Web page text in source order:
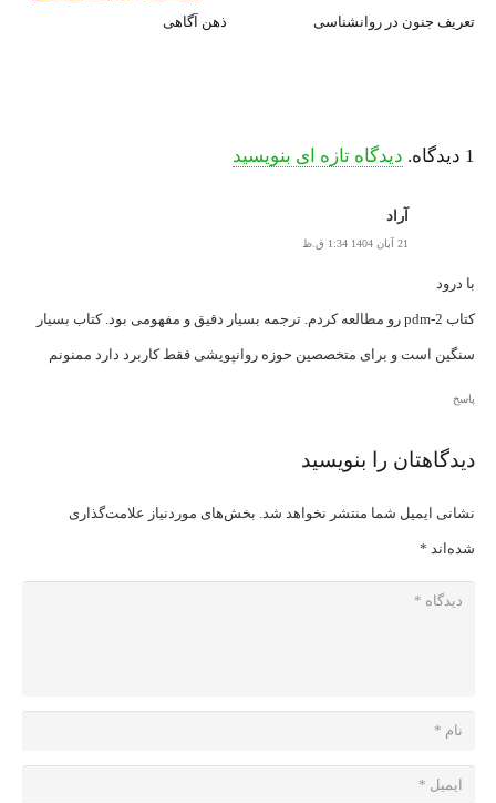
تعریف جنون در روانشناسی ذهن آگاهی
1 دیدگاه. دیدگاه تازه ای بنویسید
آراد
21 آبان 1404 1:34 ق.ظ
با درود
کتاب pdm-2 رو مطالعه کردم. ترجمه بسیار دقیق و مفهومی بود. کتاب بسیار
سنگین است و برای متخصصین حوزه روانپویشی فقط کاربرد دارد ممنونم
پاسخ
دیدگاهتان را بنویسید
نشانی ایمیل شما منتشر نخواهد شد. بخش‌های موردنیاز علامت‌گذاری
شده‌اند *